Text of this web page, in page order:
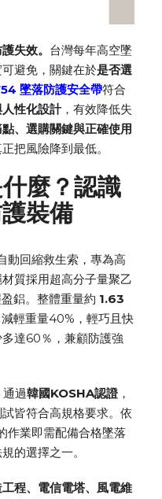
失效。 台灣每年高空墜
避免，關鍵在於是否選
墜落防護安全帶符合
性化設計，有效降低失
、選購關鍵與正確使用
把風險降到最低。
麼？認識
裝備
動回縮救生索 ，專為高
質採用超高分子量聚乙
鋁。整體重量約 1.63
輕重量40%，輕巧且快
達60％， 兼顧防護強
過韓國KOSHA認證 ，
皆符合高規格要求。依
作業即需配備合格墜落
的選擇之一。
程、電信電塔、風電維